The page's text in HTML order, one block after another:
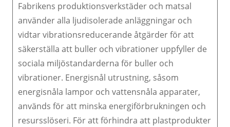
Fabrikens produktionsverkstäder och matsal
använder alla ljudisolerade anläggningar och
vidtar vibrationsreducerande åtgärder för att
säkerställa att buller och vibrationer uppfyller de
sociala miljöstandarderna för buller och
vibrationer. Energisnål utrustning, såsom
energisnåla lampor och vattensnåla apparater,
används för att minska energiförbrukningen och
resursslöseri. För att förhindra att plastprodukter